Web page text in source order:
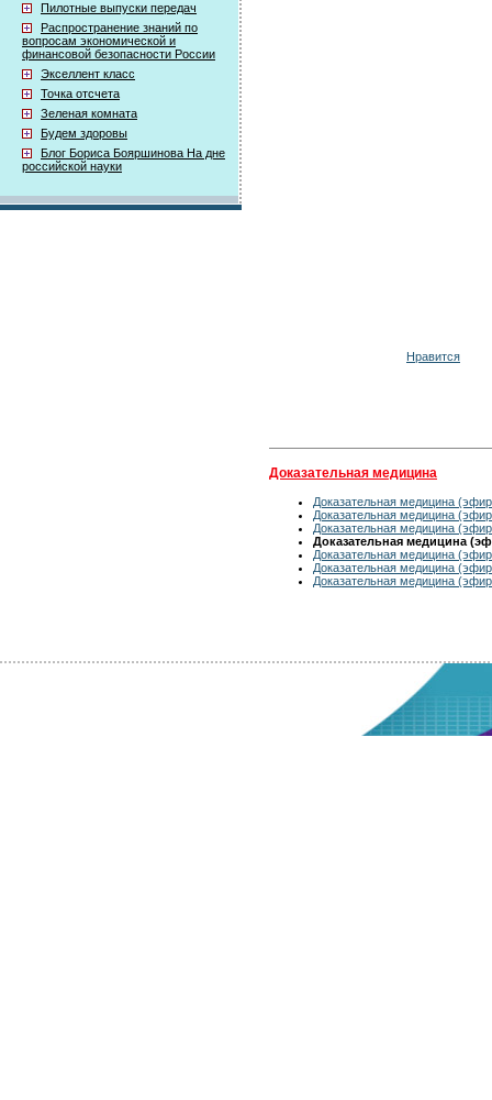
Пилотные выпуски передач
Распространение знаний по
вопросам экономической и
финансовой безопасности России
Экселлент класс
Точка отсчета
Зеленая комната
Будем здоровы
Блог Бориса Бояршинова На дне
российской науки
Нравится
Доказательная медицина
Доказательная медицина
Доказательная медицина
Доказательная медицина
Доказательная медицина
Доказательная медицина
Доказательная медицина
Доказательная медицина